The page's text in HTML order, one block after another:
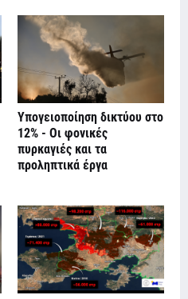
Υπογειοποίηση δικτύου στο
12% - Οι φονικές
πυρκαγιές και τα
προληπτικά έργα